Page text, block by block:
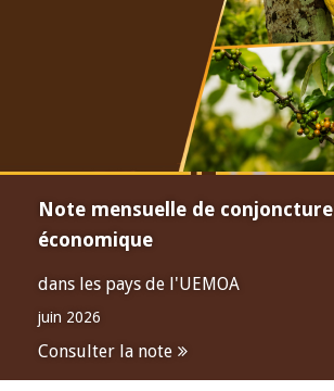
Note mensuelle de conjoncture
économique
dans les pays de l'UEMOA
juin 2026
Consulter la note